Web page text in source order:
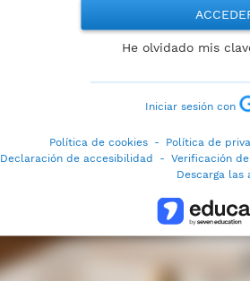
He olvidado mis
Iniciar sesión con
Política de cookies - Política de
Declaración de accesibilidad
- Verificación
Descarga las